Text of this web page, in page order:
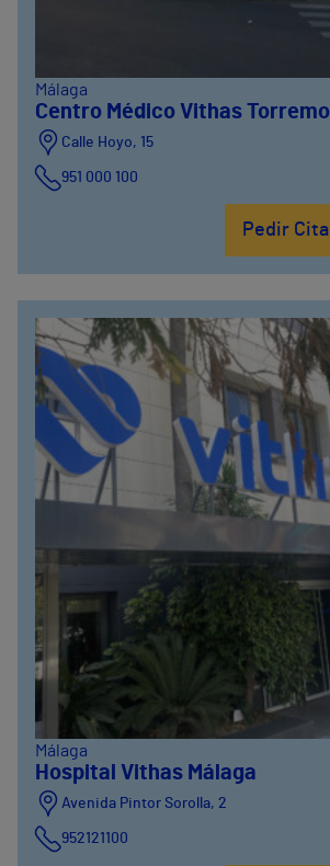
Málaga
Centro Médico Vithas
Calle Hoyo, 15
951 000 100
Pedir Cita
Málaga
Hospital Vithas Málaga
Avenida Pintor Sorolla, 2
952121100